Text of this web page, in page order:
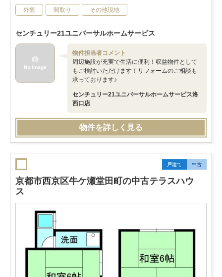
外観 間取り その他現地
センチュリー21ユニバーサルホームサービス
物件担当者コメント
周辺施設が充実で生活に便利！収益物件として
もご検討いただけます！リフォームのご相談も
承っております♪
センチュリー21ユニバーサルホームサービス洛
西口店
物件を詳しく見る
戸建て 中古
京都市西京区牛ケ瀬堂田町の中古テラスハウ
ス